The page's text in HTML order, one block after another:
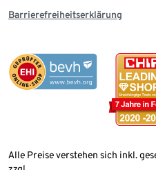
Barrierefreiheitserklärung
Alle Preise verstehen sich inkl.